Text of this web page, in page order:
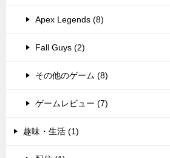
Apex Legends (8)
Fall Guys (2)
その他のゲーム (8)
ゲームレビュー (7)
趣味・生活 (1)